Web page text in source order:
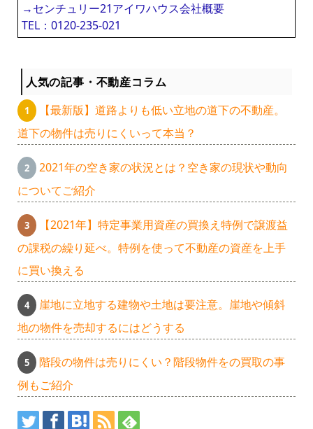
→センチュリー21アイワハウス会社概要
TEL：0120-235-021
人気の記事・不動産コラム
【最新版】道路よりも低い立地の道下の不動産。
道下の物件は売りにくいって本当？
2021年の空き家の状況とは？空き家の現状や動向
についてご紹介
【2021年】特定事業用資産の買換え特例で譲渡益
の課税の繰り延べ。特例を使って不動産の資産を上手
に買い換える
崖地に立地する建物や土地は要注意。崖地や傾斜
地の物件を売却するにはどうする
階段の物件は売りにくい？階段物件をの買取の事
例もご紹介